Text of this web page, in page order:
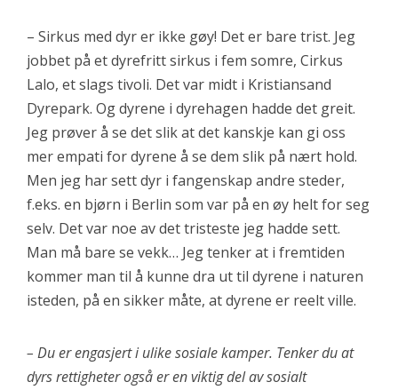
– Sirkus med dyr er ikke gøy! Det er bare trist. Jeg
jobbet på et dyrefritt sirkus i fem somre, Cirkus
Lalo, et slags tivoli. Det var midt i Kristiansand
Dyrepark. Og dyrene i dyrehagen hadde det greit.
Jeg prøver å se det slik at det kanskje kan gi oss
mer empati for dyrene å se dem slik på nært hold.
Men jeg har sett dyr i fangenskap andre steder,
f.eks. en bjørn i Berlin som var på en øy helt for seg
selv. Det var noe av det tristeste jeg hadde sett.
Man må bare se vekk… Jeg tenker at i fremtiden
kommer man til å kunne dra ut til dyrene i naturen
isteden, på en sikker måte, at dyrene er reelt ville.
– Du er engasjert i ulike sosiale kamper. Tenker du at
dyrs rettigheter også er en viktig del av sosialt